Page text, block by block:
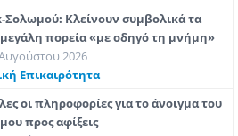
Σολωμού: Κλείνουν συμβολικά τα
πορεία «με οδηγό τη μνήμη»
2026
Επικαιρότητα
οι πληροφορίες για το άνοιγμα του
προς αφίξεις